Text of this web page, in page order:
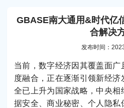
GBASE南大通用&时代亿
合解决
发布时间：
当前，数字经济因其覆盖面
度融合，正在逐渐引领新经
全已上升为国家战略，中央相
据安全、商业秘密、个人隐私